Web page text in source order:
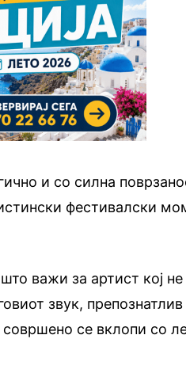
и со силна
фестивалски
важи за артист кој
звук,
се вклопи со